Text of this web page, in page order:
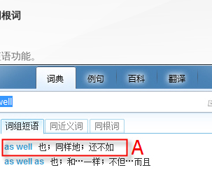
词
功能。